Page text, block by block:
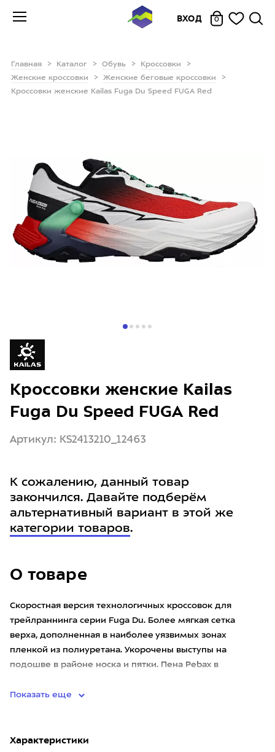
ВХОД 0
Главная Каталог Обувь
Кроссовки
Женские кроссовки
Женские беговые кроссовки
Кроссовки женские Kailas Fuga Du Speed FUGA Red
О товаре
Cкоростная версия технологичных кроссовок для
трейлраннинга серии Fuga Du. Более мягкая сетка
верха, дополненная в наиболее уязвимых зонах
пленкой из полиуретана. Укорочены выступы на
подошве в районе носка и пятки. Пена Pebax в
Показать еще
Характеристики
Кроссовки женские Kailas
Fuga Du Speed FUGA Red
Артикул: KS2413210_12463
К сожалению, данный товар
закончился. Давайте подберём
альтернативный вариант в этой же
категории товаров.